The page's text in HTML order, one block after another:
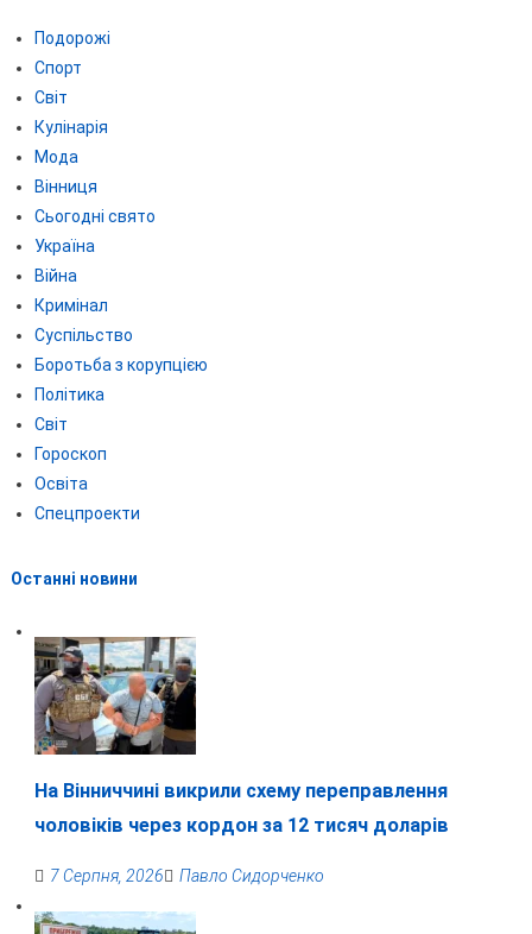
Подорожі
Спорт
Світ
Кулінарія
Мода
Вінниця
Сьогодні свято
Україна
Війна
Кримінал
Суспільство
Боротьба з корупцією
Політика
Світ
Гороскоп
Освіта
Спецпроекти
Останні новини
На Вінниччині викрили схему переправлення
чоловіків через кордон за 12 тисяч доларів
7 Серпня, 2026 Павло Сидорченко